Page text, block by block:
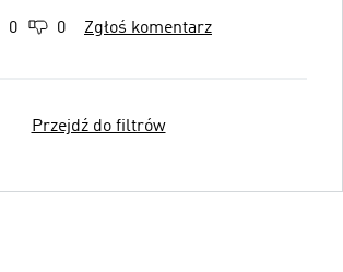
0 0 Zgłoś komentarz
Przejdź do filtrów